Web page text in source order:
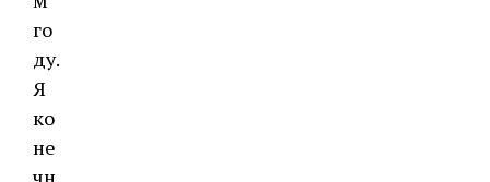
го
ду.
Я
ко
не
чн